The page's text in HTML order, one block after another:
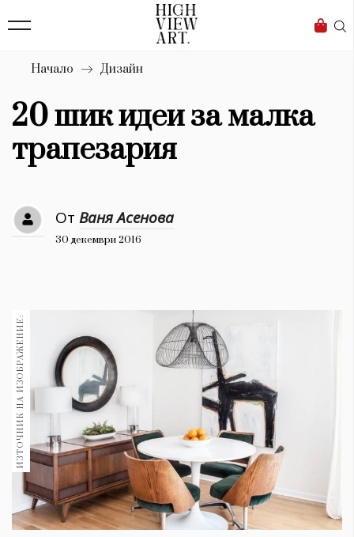
Бизнес
Мода
Dialogue
Изкуство
4340
Красота
777
Книги
30+
Гурме 1710
Пътувай
237
Здраве 389
Начало Дизайн
20 шик идеи за малка
трапезария
От Ваня Асенова
30 декември 2016
ИЗТОЧНИК НА ИЗОБРАЖЕНИЕ: